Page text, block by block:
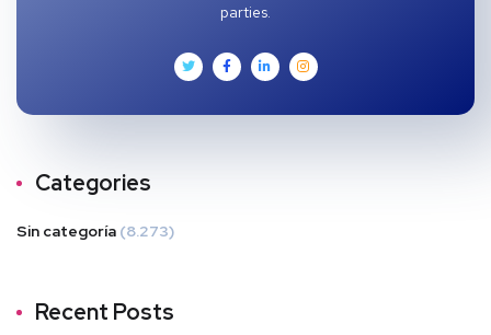
parties.
Categories
Sin categoría (8.273)
Recent Posts